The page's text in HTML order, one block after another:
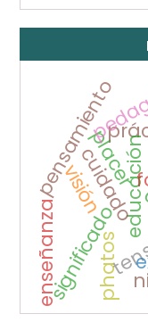
educación
placer
cuidado
pensamiento
significado
visión
enseñanza phatos